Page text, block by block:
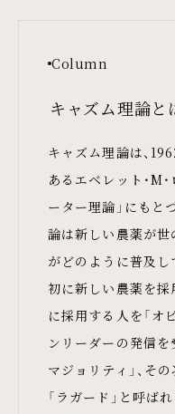
Column
キャズム理論と
キャズム理論は、
あるエベレット・M
ーター理論」にもと
論は新しい農薬が世
がどのように普及し
初に新しい農薬を採
に採用する人を「オ
ンリーダーの発信を
マジョリティ」、そ
「ラガード」と呼ば